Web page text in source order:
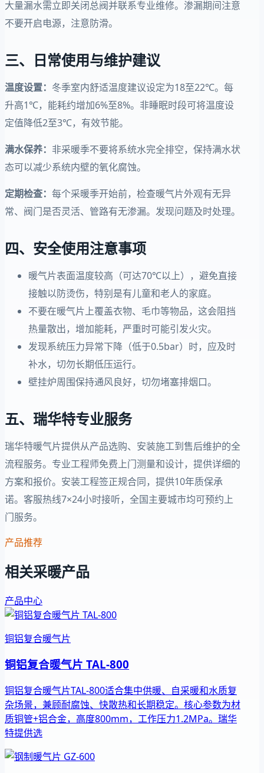
大量漏水需立即关闭总阀并联系专业维修。渗漏期间注意
不要开启电源，注意防滑。
三、日常使用与维护建议
温度设置： 冬季室内舒适温度建议设定为18至22℃。每
升高1℃，能耗约增加6%至8%。非睡眠时段可将温度设
定值降低2至3℃，有效节能。
满水保养： 非采暖季不要将系统水完全排空，保持满水状
态可以减少系统内壁的氧化腐蚀。
定期检查： 每个采暖季开始前，检查暖气片外观有无异
常、阀门是否灵活、管路有无渗漏。发现问题及时处理。
四、安全使用注意事项
暖气片表面温度较高（可达70℃以上），避免直接
接触以防烫伤，特别是有儿童和老人的家庭。
不要在暖气片上覆盖衣物、毛巾等物品，这会阻挡
热量散出，增加能耗，严重时可能引发火灾。
发现系统压力异常下降（低于0.5bar）时，应及时
补水，切勿长期低压运行。
壁挂炉周围保持通风良好，切勿堵塞排烟口。
五、瑞华特专业服务
瑞华特暖气片提供从产品选购、安装施工到售后维护的全
流程服务。专业工程师免费上门测量和设计，提供详细的
方案和报价。安装工程签正规合同，提供10年质保承
诺。客服热线7×24小时接听，全国主要城市均可预约上
门服务。
产品推荐
相关采暖产品
产品中心
铜铝复合暖气片
铜铝复合暖气片 TAL-800
铜铝复合暖气片TAL-800适合集中供暖、自采暖和水质复
杂场景，兼顾耐腐蚀、快散热和长期稳定。核心参数为材
质铜管+铝合金，高度800mm，工作压力1.2MPa。瑞华
特提供选